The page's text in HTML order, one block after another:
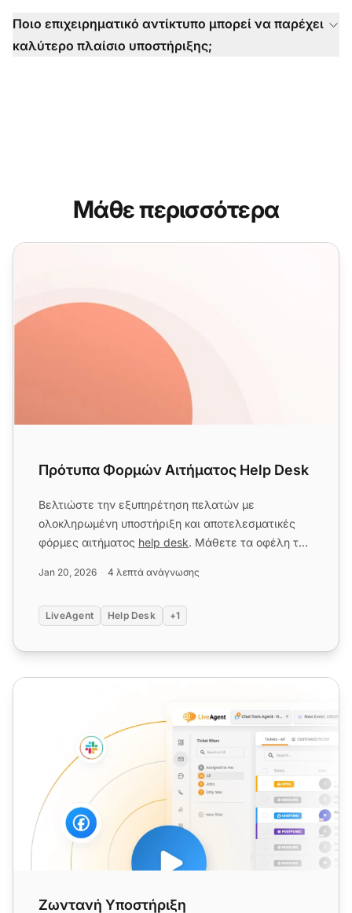
Ποιο επιχειρηματικό αντίκτυπο μπορεί να παρέχει
καλύτερο πλαίσιο υποστήριξης;
Μάθε περισσότερα
Πρότυπα Φορμών Αιτήματος Help Desk
Πρότυπα Φορμών Αιτήματος Help Desk
Βελτιώστε την εξυπηρέτηση πελατών με
ολοκληρωμένη υποστήριξη και αποτελεσματικές
φόρμες αιτήματος help desk. Μάθετε τα οφέλη των
Jan 20, 2026 4 λεπτά ανάγνωσης
LiveAgent Help Desk +1
Ζωντανή Υποστήριξη
Ζωντανή Υποστήριξη